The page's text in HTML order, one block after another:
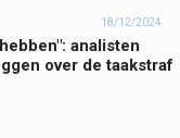
18/12/2024
analisten
over de taakstraf